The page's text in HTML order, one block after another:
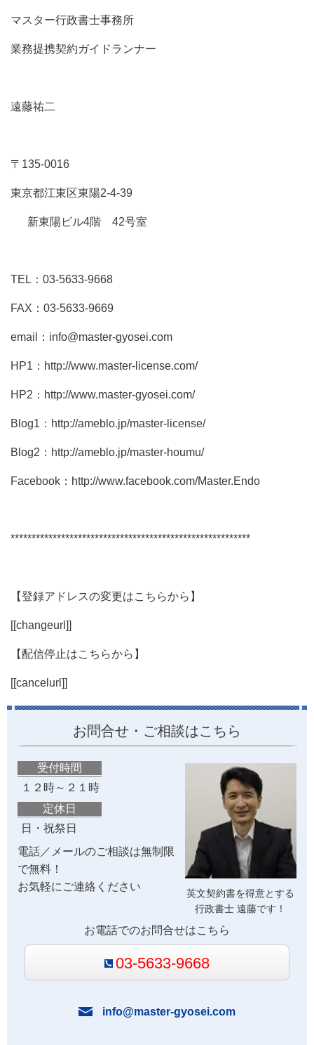
マスター行政書士事務所
業務提携契約ガイドランナー
遠藤祐二
〒135-0016
東京都江東区東陽2-4-39
新東陽ビル4階 42号室
TEL：03-5633-9668
FAX：03-5633-9669
email：info@master-gyosei.com
HP1：http://www.master-license.com/
HP2：http://www.master-gyosei.com/
Blog1：http://ameblo.jp/master-license/
Blog2：http://ameblo.jp/master-houmu/
Facebook：http://www.facebook.com/Master.Endo
*********************************************************
【登録アドレスの変更はこちらから】
[[changeurl]]
【配信停止はこちらから】
[[cancelurl]]
お問合せ・ご相談はこちら
英文契約書を得意とする
行政書士 遠藤です！
受付時間
１２時～２１時
定休日
日・祝祭日
電話／メールのご相談は無制限
で無料！
お気軽にご連絡ください
お電話でのお問合せはこちら
03-5633-9668
info@master-gyosei.com